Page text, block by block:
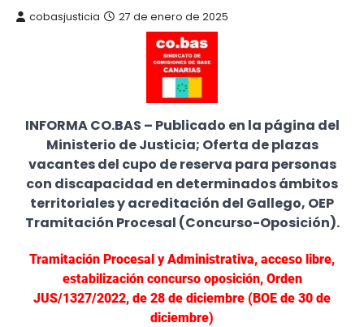
cobasjusticia 27 de enero de 2025
INFORMA CO.BAS – Publicado en la página del
Ministerio de Justicia; ​Oferta de plazas
vacantes del cupo de reserva para personas
con discapacidad en determinados ámbitos
territoriales y acreditación del Gallego, OEP
Tramitación Procesal (Concurso-Oposición).
Tramitación Procesal y Administrativa, acceso libre,
estabilización concurso oposición, Orden
JUS/1327/2022, de 28 de diciembre (BOE de 30 de
diciembre)